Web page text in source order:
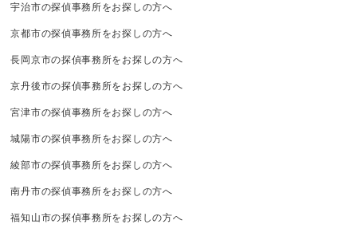
宇治市の探偵事務所をお探しの方へ
京都市の探偵事務所をお探しの方へ
長岡京市の探偵事務所をお探しの方へ
京丹後市の探偵事務所をお探しの方へ
宮津市の探偵事務所をお探しの方へ
城陽市の探偵事務所をお探しの方へ
綾部市の探偵事務所をお探しの方へ
南丹市の探偵事務所をお探しの方へ
福知山市の探偵事務所をお探しの方へ